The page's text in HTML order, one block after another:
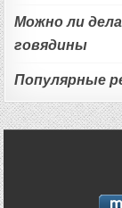
Можно ли
говядины
Популярные